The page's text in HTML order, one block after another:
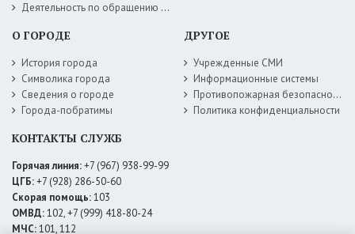
Деятельность по обращению с животными без владельцев
О ГОРОДЕ
История города
Символика города
Сведения о городе
Города-побратимы
ДРУГОЕ
Учрежденные СМИ
Информационные системы
Противопожарная безопасность
Политика конфиденциальности
КОНТАКТЫ СЛУЖБ
Горячая линия:+7 (967) 938-99-99
ЦГБ:+7 (928) 286-50-60
Скорая помощь:103
ОМВД:102, +7 (999) 418-80-24
МЧС:101, 112